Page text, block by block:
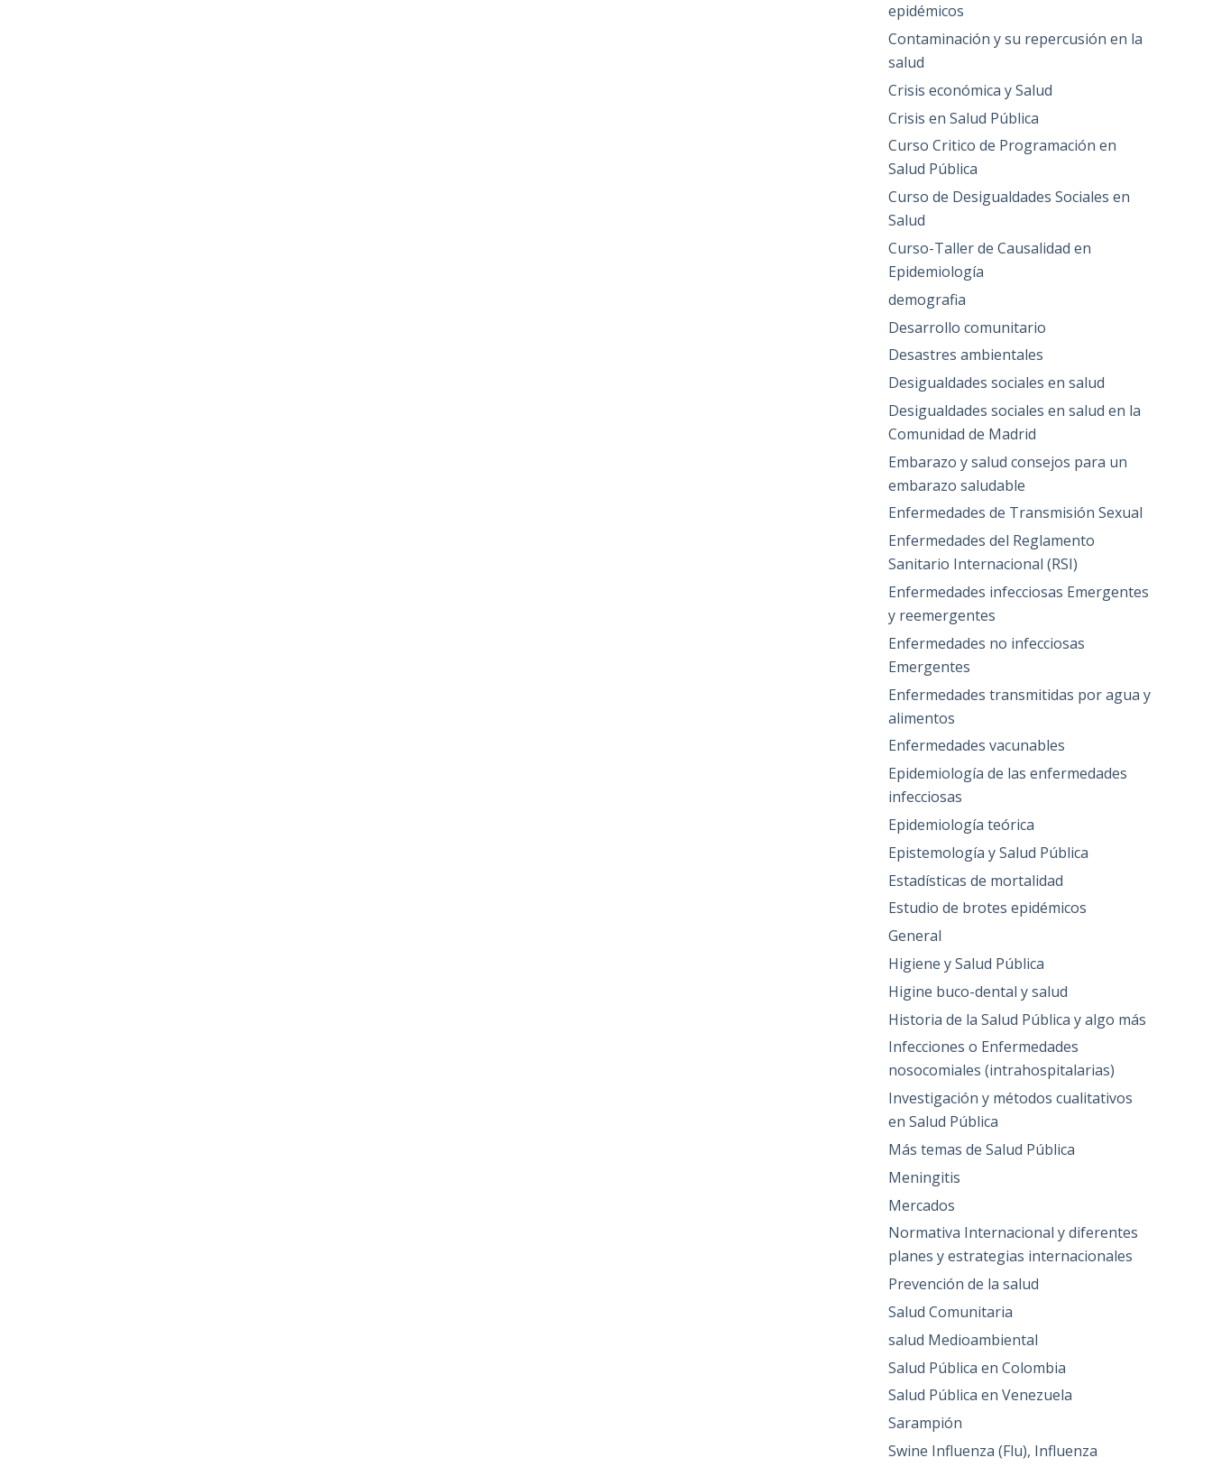
epidémicos
Contaminación y su repercusión en la
salud
Crisis económica y Salud
Crisis en Salud Pública
Curso Critico de Programación en
Salud Pública
Curso de Desigualdades Sociales en
Salud
Curso-Taller de Causalidad en
Epidemiología
demografia
Desarrollo comunitario
Desastres ambientales
Desigualdades sociales en salud
Desigualdades sociales en salud en la
Comunidad de Madrid
Embarazo y salud consejos para un
embarazo saludable
Enfermedades de Transmisión Sexual
Enfermedades del Reglamento
Sanitario Internacional (RSI)
Enfermedades infecciosas Emergentes
y reemergentes
Enfermedades no infecciosas
Emergentes
Enfermedades transmitidas por agua y
alimentos
Enfermedades vacunables
Epidemiología de las enfermedades
infecciosas
Epidemiología teórica
Epistemología y Salud Pública
Estadísticas de mortalidad
Estudio de brotes epidémicos
General
Higiene y Salud Pública
Higine buco-dental y salud
Historia de la Salud Pública y algo más
Infecciones o Enfermedades
nosocomiales (intrahospitalarias)
Investigación y métodos cualitativos
en Salud Pública
Más temas de Salud Pública
Meningitis
Mercados
Normativa Internacional y diferentes
planes y estrategias internacionales
Prevención de la salud
Salud Comunitaria
salud Medioambiental
Salud Pública en Colombia
Salud Pública en Venezuela
Sarampión
Swine Influenza (Flu), Influenza